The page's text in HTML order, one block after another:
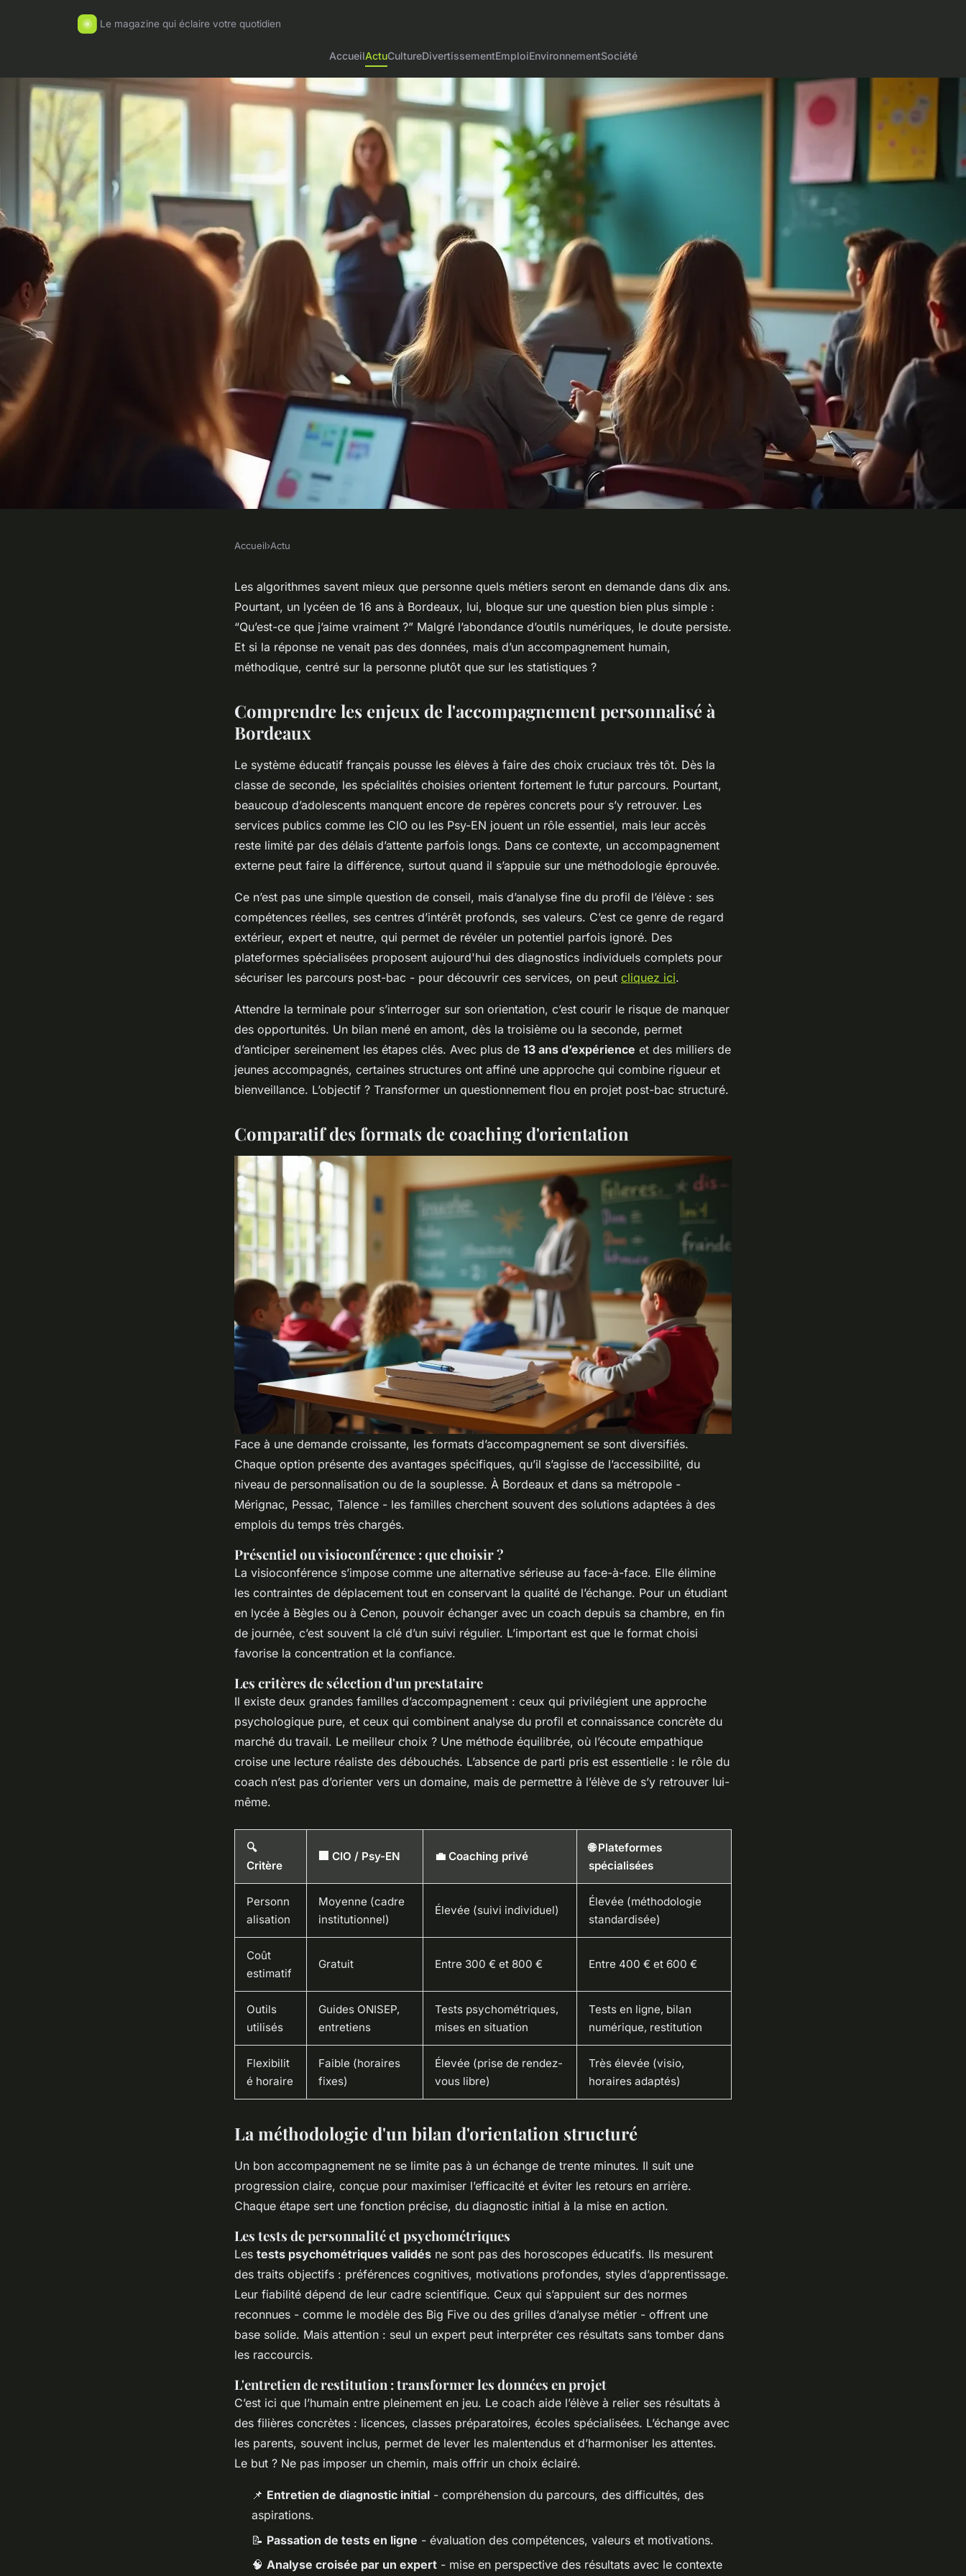
Le magazine qui éclaire votre quotidien
AccueilActuCultureDivertissementEmploiEnvironnementSociété
Coaching orientation scolaire à
Bordeaux : choisir la méthode adaptée
11 min de lecture
Accueil›Actu
Les algorithmes savent mieux que personne quels métiers seront en demande dans dix ans.
Pourtant, un lycéen de 16 ans à Bordeaux, lui, bloque sur une question bien plus simple :
“Qu’est-ce que j’aime vraiment ?” Malgré l’abondance d’outils numériques, le doute persiste.
Et si la réponse ne venait pas des données, mais d’un accompagnement humain,
méthodique, centré sur la personne plutôt que sur les statistiques ?
Comprendre les enjeux de l'accompagnement personnalisé à
Bordeaux
Le système éducatif français pousse les élèves à faire des choix cruciaux très tôt. Dès la
classe de seconde, les spécialités choisies orientent fortement le futur parcours. Pourtant,
beaucoup d’adolescents manquent encore de repères concrets pour s’y retrouver. Les
services publics comme les CIO ou les Psy-EN jouent un rôle essentiel, mais leur accès
reste limité par des délais d’attente parfois longs. Dans ce contexte, un accompagnement
externe peut faire la différence, surtout quand il s’appuie sur une méthodologie éprouvée.
Ce n’est pas une simple question de conseil, mais d’analyse fine du profil de l’élève : ses
compétences réelles, ses centres d’intérêt profonds, ses valeurs. C’est ce genre de regard
extérieur, expert et neutre, qui permet de révéler un potentiel parfois ignoré. Des
plateformes spécialisées proposent aujourd'hui des diagnostics individuels complets pour
sécuriser les parcours post-bac - pour découvrir ces services, on peut cliquez ici.
Attendre la terminale pour s’interroger sur son orientation, c’est courir le risque de manquer
des opportunités. Un bilan mené en amont, dès la troisième ou la seconde, permet
d’anticiper sereinement les étapes clés. Avec plus de 13 ans d’expérience et des milliers de
jeunes accompagnés, certaines structures ont affiné une approche qui combine rigueur et
bienveillance. L’objectif ? Transformer un questionnement flou en projet post-bac structuré.
Comparatif des formats de coaching d'orientation
Face à une demande croissante, les formats d’accompagnement se sont diversifiés.
Chaque option présente des avantages spécifiques, qu’il s’agisse de l’accessibilité, du
niveau de personnalisation ou de la souplesse. À Bordeaux et dans sa métropole -
Mérignac, Pessac, Talence - les familles cherchent souvent des solutions adaptées à des
emplois du temps très chargés.
Présentiel ou visioconférence : que choisir ?
La visioconférence s’impose comme une alternative sérieuse au face-à-face. Elle élimine
les contraintes de déplacement tout en conservant la qualité de l’échange. Pour un étudiant
en lycée à Bègles ou à Cenon, pouvoir échanger avec un coach depuis sa chambre, en fin
de journée, c’est souvent la clé d’un suivi régulier. L’important est que le format choisi
favorise la concentration et la confiance.
Les critères de sélection d'un prestataire
Il existe deux grandes familles d’accompagnement : ceux qui privilégient une approche
psychologique pure, et ceux qui combinent analyse du profil et connaissance concrète du
marché du travail. Le meilleur choix ? Une méthode équilibrée, où l’écoute empathique
croise une lecture réaliste des débouchés. L’absence de parti pris est essentielle : le rôle du
coach n’est pas d’orienter vers un domaine, mais de permettre à l’élève de s’y retrouver lui-
même.
🔍
Critère
🏢 CIO / Psy-EN 💼 Coaching privé
🌐 Plateformes
spécialisées
Personn
alisation
Moyenne (cadre
institutionnel)
Élevée (suivi individuel)
Élevée (méthodologie
standardisée)
Coût
estimatif
Gratuit Entre 300 € et 800 € Entre 400 € et 600 €
Outils
utilisés
Guides ONISEP,
entretiens
Tests psychométriques,
mises en situation
Tests en ligne, bilan
numérique, restitution
Flexibilit
é horaire
Faible (horaires
fixes)
Élevée (prise de rendez-
vous libre)
Très élevée (visio,
horaires adaptés)
La méthodologie d'un bilan d'orientation structuré
Un bon accompagnement ne se limite pas à un échange de trente minutes. Il suit une
progression claire, conçue pour maximiser l’efficacité et éviter les retours en arrière.
Chaque étape sert une fonction précise, du diagnostic initial à la mise en action.
Les tests de personnalité et psychométriques
Les tests psychométriques validés ne sont pas des horoscopes éducatifs. Ils mesurent
des traits objectifs : préférences cognitives, motivations profondes, styles d’apprentissage.
Leur fiabilité dépend de leur cadre scientifique. Ceux qui s’appuient sur des normes
reconnues - comme le modèle des Big Five ou des grilles d’analyse métier - offrent une
base solide. Mais attention : seul un expert peut interpréter ces résultats sans tomber dans
les raccourcis.
L'entretien de restitution : transformer les données en projet
C’est ici que l’humain entre pleinement en jeu. Le coach aide l’élève à relier ses résultats à
des filières concrètes : licences, classes préparatoires, écoles spécialisées. L’échange avec
les parents, souvent inclus, permet de lever les malentendus et d’harmoniser les attentes.
Le but ? Ne pas imposer un chemin, mais offrir un choix éclairé.
📌 Entretien de diagnostic initial - compréhension du parcours, des difficultés, des
aspirations.
📝 Passation de tests en ligne - évaluation des compétences, valeurs et motivations.
🧠 Analyse croisée par un expert - mise en perspective des résultats avec le contexte